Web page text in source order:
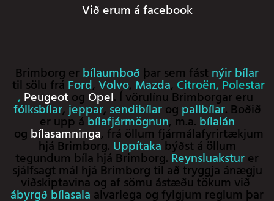
Við erum á facebook
Brimborg er bílaumboð þar sem fást nýir bílar
til sölu frá Ford, Volvo, Mazda, Citroën,Polestar
, Peugeotog Opel. Í vörulínu Brimborgar eru
fólksbílar,jeppar, sendibílarog pallbílar. Boðið
er upp ábílafjármögnun, m.a. bílalán
og bílasamninga, frá öllum fjármálafyrirtækjum
hjá Brimborg. Uppítakabýðst á öllum
tegundum bíla hjá Brimborg. Reynsluaksturer
sjálfsagt mál hjá Brimborg til að tryggja ánægju
viðskiptavina og af sömu ástæðu tökum við
ábyrgð bílasala alvarlega og fylgjum reglum þar